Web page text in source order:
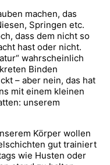
machen, das
Springen etc.
dass dem nicht so
hast oder nicht.
wahrscheinlich
Binden
– aber nein, das hat
mit einem kleinen
unserem
Körper wollen
gut trainiert
wie Husten oder